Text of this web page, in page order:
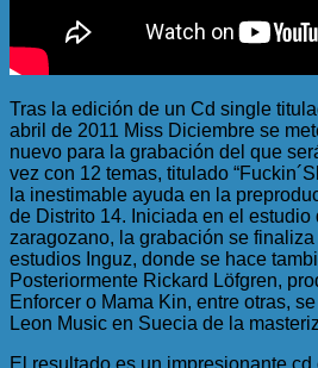
Tras la edición de un Cd single
abril de 2011 Miss Diciembre se
nuevo para la grabación del que
vez con 12 temas, titulado
la inestimable ayuda en la
de Distrito 14. Iniciada en el estudio
zaragozano, la grabación se
estudios Inguz, donde se hace
Posteriormente Rickard Löfgren,
Enforcer o Mama Kin, entre otras,
Leon Music en Suecia de la
El resultado es un impresionante